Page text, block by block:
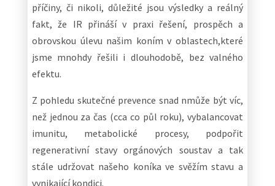
příčiny, či nikoli, důležité jsou výsledky a reálný
fakt, že IR přináší v praxi řešení, prospěch a
obrovskou úlevu našim koním v oblastech,které
jsme mnohdy řešili i dlouhodobě, bez valného
efektu.
Z pohledu skutečné prevence snad nmůže být víc,
než jednou za čas (cca co půl roku), vybalancovat
imunitu, metabolické procesy, podpořit
regenerativní stavy orgánových soustav a tak
stále udržovat našeho koníka ve svěžím stavu a
vynikající kondici.